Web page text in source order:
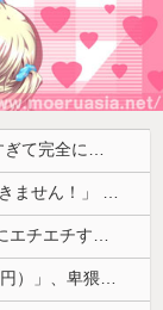
ジャンポケ斎藤と代理人のやりとり、「地獄すぎて完全にコントになってる……」と衝撃を受ける人が続出中
【悲報】財務省「レジ都合で消費税を0％にできません！」 → X民「指定ゴミ袋を買ってレシート見たら消費税はゼロになるんだけど？」ｗｗｗｗｗｗｗｗｗｗｗｗｗｗ
【画像】 この佳子さまのボディライン、流石にエチエチすぎやろ！
【画像あり】ディズニーの「おいなり巻（600円）」、卑猥すぎて賛否両論ｗｗｗｗｗ